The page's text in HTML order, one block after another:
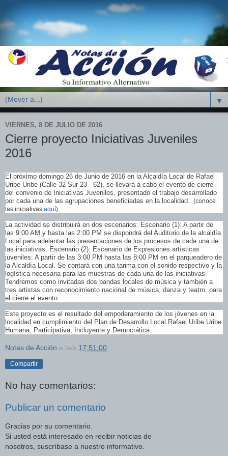
▼
VIERNES, 8 DE JULIO DE 2016
Cierre proyecto Iniciativas Juveniles
2016
El próximo domingo 26 de Junio de 2016 en la Alcaldía Local de Rafael
Uribe Uribe (Calle 32 Sur 23 - 62), se llevará a cabo el evento de cierre
del convenio de Iniciativas Juveniles, presentado el trabajo desarrollado
por cada una de las agrupaciones beneficiadas en la localidad. (conoce
las iniciativas aquí).
La actividad se distribuirá en dos escenarios: Escenario (1): A partir de
las 9:00 AM y hasta las 2:00 PM se dispondrá del Auditorio de la alcaldía
Local para adelantar las presentaciones de los procesos de cada una de
las iniciativas. Escenario (2): Escenario de Expresiones artísticas
juveniles: A partir de las 3:00 PM hasta las 8:00 PM en el parqueadero de
la Alcaldía Local. Se contará con una tarima con el sonido respectivo y la
logística necesaria para las muestras de cada una de las iniciativas.
Tendremos como invitadas dos bandas locales de música y también a
tres artistas con reconocimiento nacional de música, danza y teatro, para
el cierre el evento.
Este proyecto es el resultado del empoderamiento de los jóvenes en la
localidad en cumplimiento del Plan de Desarrollo Local Rafael Uribe Uribe
Humana, Participativa, Incluyente y Democrática.
Notas de Acción a la/s 17:51:00
Compartir
No hay comentarios:
Publicar un comentario
Gracias por su comentario.
Si usted está interesado en recibir noticias de
nosotros, suscríbase a nuestro informativo.